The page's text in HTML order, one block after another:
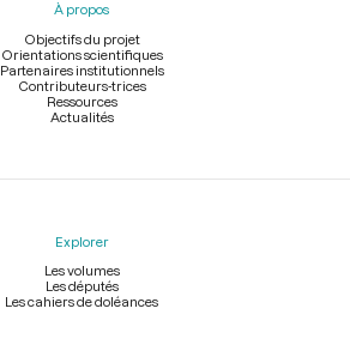
À propos
Objectifs du projet
Orientations scientifiques
Partenaires institutionnels
Contributeurs-trices
Ressources
Actualités
Explorer
Les volumes
Les députés
Les cahiers de doléances